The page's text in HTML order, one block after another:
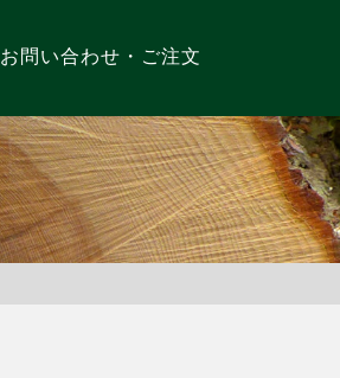
お問い合わせ・ご注文